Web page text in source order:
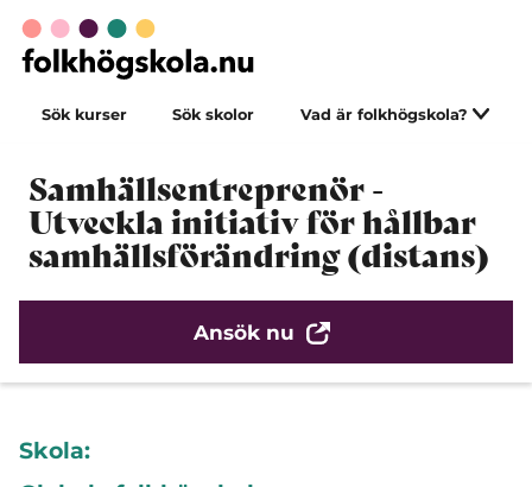
Sök kurser Sök skolor Vad är folkhögskola?
Samhällsentreprenör -
Utveckla initiativ för hållbar
samhällsförändring (distans)
Ansök nu
Skola: